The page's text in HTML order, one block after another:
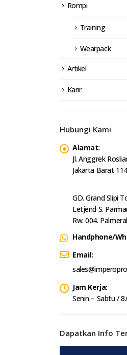
Rompi
Training
Wearpack
Artikel
Karir
Hubungi Kami
Alamat:
Jl. Anggrek
Jakarta Barat
GD. Grand Slipi
Letjend S.
Rw. 004.
Handphone/
Email:
Jam Kerja:
Senin – Sabtu /
Dapatkan Info